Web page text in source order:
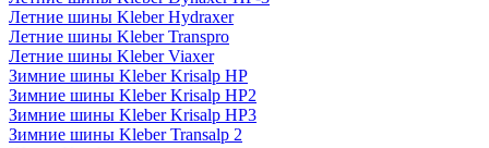
Летние шины Kleber Hydraxer
Летние шины Kleber Transpro
Летние шины Kleber Viaxer
Зимние шины Kleber Krisalp HP
Зимние шины Kleber Krisalp HP2
Зимние шины Kleber Krisalp HP3
Зимние шины Kleber Transalp 2